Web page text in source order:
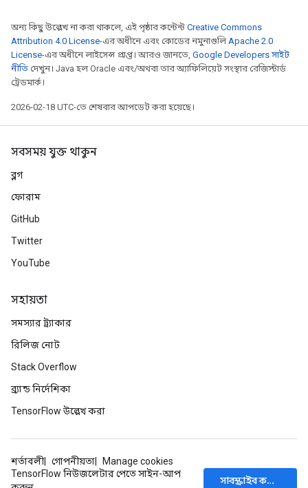
অন্য কিছু উল্লেখ না করা থাকলে, এই পৃষ্ঠার কন্টেন্ট Creative Commons
Attribution 4.0 License-এর অধীনে এবং কোডের নমুনাগুলিApache 2.0
License-এর অধীনে লাইসেন্স প্রাপ্ত। আরও জানতে, Google Developers সাইট
নীতি দেখুন। Java হল Oracle এবং/অথবা তার অ্যাফিলিয়েট সংস্থার রেজিস্টার্ড
ট্রেডমার্ক।
2026-02-18 UTC-তে শেষবার আপডেট করা হয়েছে।
সবসময় যুক্ত থাকুন
ব্লগ
ফোরাম
GitHub
Twitter
YouTube
সহায়তা
সমস্যার ট্র্যাকার
রিলিজ নোট
Stack Overflow
ব্র্যান্ড নির্দেশিকা
TensorFlow উল্লেখ করা
শর্তাবলী গোপনীয়তা
Manage cookies
TensorFlow নিউজলেটার পেতে সাইন-আপ
সাবস্ক্রাইব করুন